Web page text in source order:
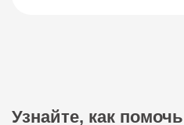
Узнайте, как помочь